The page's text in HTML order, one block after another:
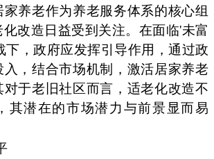
养老作为养老服务体系的核心组
改造日益受到关注。在面临'未富
下，政府应发挥引导作用，通过政
，结合市场机制，激活居家养老
对于老旧社区而言，适老化改造不
其潜在的市场潜力与前景显而易